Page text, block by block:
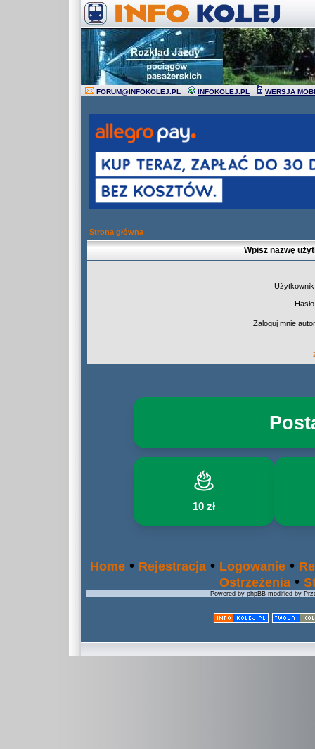
FORUM@INFOKOLEJ.PL INFOKOLEJ.PL WERSJA
Strona główna
Wpisz nazwę
Zaloguj mnie
10 zł
Home • Rejestracja • Logowanie •
Ostrzeżenia •
Powered by phpBB modified by